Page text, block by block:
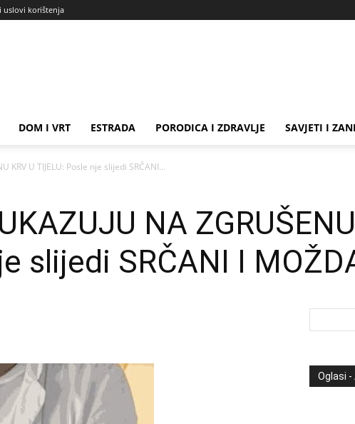
uslovi korištenja
DOM I VRT ESTRADA PORODICA I ZDRAVLJE SAVJETI I
KRV U TIJELU: Posle nje slijedi SRČANI...
NA
slijedi SRČANI I
Oglasi